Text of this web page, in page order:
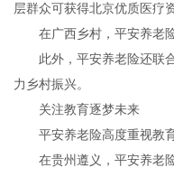
层群众可获得北京优质医疗
在广西乡村，平安养老险
此外，平安养老险还联合
力乡村振兴。
关注教育逐梦未来
平安养老险高度重视教育
在贵州遵义，平安养老险